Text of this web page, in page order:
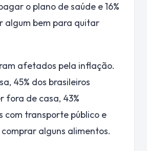
o plano de saúde e 16%
algum bem para quitar
afetados pela inflação.
45% dos brasileiros
fora de casa, 43%
com transporte público e
alguns alimentos.